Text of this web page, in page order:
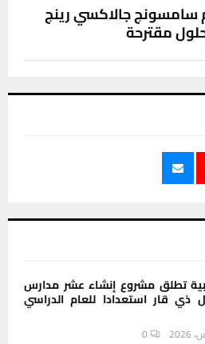
سامسونج جالاكسي رينج
مقترحة
تطلق مشروع إنشاء عشر مدارس
قار استعدادا للعام الدراسي
0